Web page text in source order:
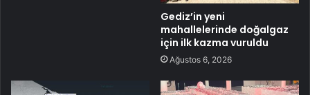
Gediz’in yeni
mahallelerinde doğalgaz
için ilk kazma vuruldu
Ağustos 6, 2026